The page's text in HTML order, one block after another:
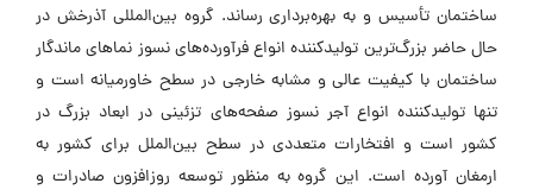
ساختمان تأسیس و به بهره‌برداری رساند. گروه بین‌المللی آذرخش در
حال حاضر بزرگ‌ترین تولیدکننده انواع فرآورده‌های نسوز نماهای ماندگار
ساختمان با کیفیت عالی و مشابه خارجی در سطح خاورمیانه است و
تنها تولیدکننده انواع آجر نسوز صفحه‌های تزئینی در ابعاد بزرگ در
کشور است و افتخارات متعددی در سطح بین‌الملل برای کشور به
ارمغان آورده است. این گروه به منظور توسعه روزافزون صادرات و